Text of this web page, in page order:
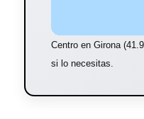
Centro en Girona
si lo necesitas.